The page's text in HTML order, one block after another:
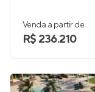
Venda a partir de
R$ 236.210